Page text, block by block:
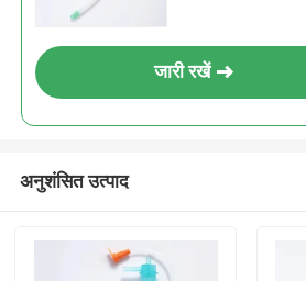
जारी रखें
अनुशंसित उत्पाद